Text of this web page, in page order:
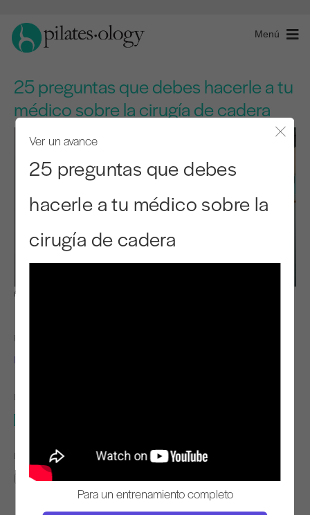
Menú
25 preguntas que debes hacerle a tu
médico sobre la cirugía de cadera
Ver un avance
25 preguntas que debes
hacerle a tu médico sobre la
cirugía de cadera
Para un entrenamiento completo
Observar y aprender
PROFESOR
Niedra Gabriel
EQUIPO NECESARIO
ENCONTRAR CLASES SIMILARES PARA
30 - 40 min
Estudio completo